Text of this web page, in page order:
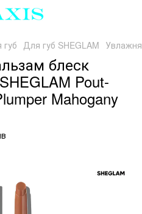
Для губ SHEGLAM
блеск
Pout-
Mahogany